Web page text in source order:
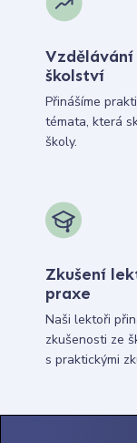
školství
Přinášíme
témata, která
školy.
Zkušení
praxe
Naši lektoři
zkušenosti ze
s praktickými